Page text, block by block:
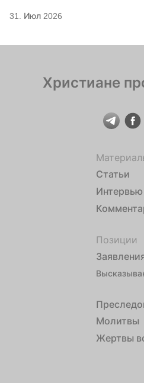
31. Июл 2026
Христиане
Статьи
Интервью
Позиции
Молитвы
Жертвы